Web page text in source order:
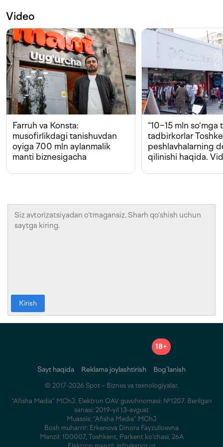
Video
Farruh va Konsta:
musofirlikdagi tanishuvdan
oyiga 700 mln aylanmalik
manti biznesigacha
“10−15 mln so‘mga
tadbirkorlar
peshlavhalarning
qilinishi haqida.
Kirish
18+
Sayt haqida Reklama joylashtirish Bog‘lanish
© 2017-2026 Spot – Biznes va texnologiyalar.
“Afisha Media” MChJ. Elektron OAV guvohnomasi: №1207. Berilgan
sanasi: 2019-yil 13-avgust
Muassis: “Afisha Media” MChJ
Bosh muharrir: Erkenova Dinora Fayzulloevna
Manzil: 100007, Toshkent, Parkent ko‘chasi, 26A